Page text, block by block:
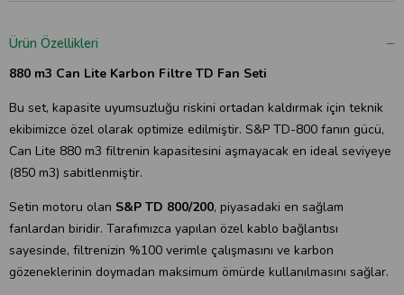
Ürün Özellikleri
880 m3 Can Lite Karbon Filtre TD Fan Seti
Bu set, kapasite uyumsuzluğu riskini ortadan kaldırmak için teknik
ekibimizce özel olarak optimize edilmiştir. S&P TD-800 fanın gücü,
Can Lite 880 m3 filtrenin kapasitesini aşmayacak en ideal seviyeye
(850 m3) sabitlenmiştir.
Setin motoru olan S&P TD 800/200, piyasadaki en sağlam
fanlardan biridir. Tarafımızca yapılan özel kablo bağlantısı
sayesinde, filtrenizin %100 verimle çalışmasını ve karbon
gözeneklerinin doymadan maksimum ömürde kullanılmasını sağlar.